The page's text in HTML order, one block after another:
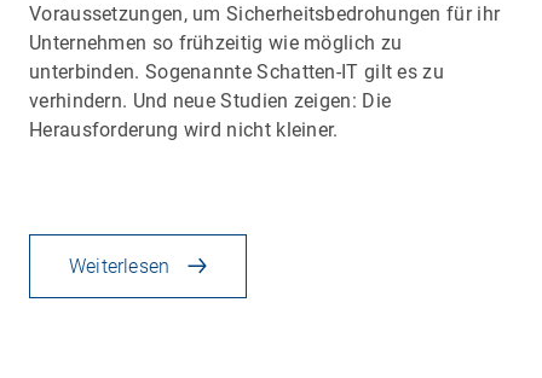
Voraussetzungen, um Sicherheitsbedrohungen für ihr
Unternehmen so frühzeitig wie möglich zu
unterbinden. Sogenannte Schatten-IT gilt es zu
verhindern. Und neue Studien zeigen: Die
Herausforderung wird nicht kleiner.
Weiterlesen